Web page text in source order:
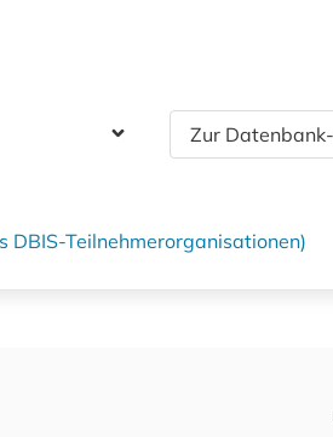
Zur
Teilnehmerorganisationen)